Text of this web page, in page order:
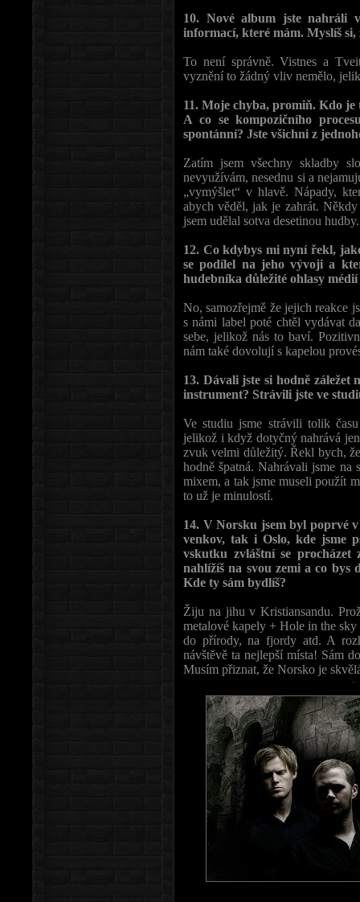
10. Nové album jste nahráli
informací, které mám. Myslíš
To není správně. Vistnes a
vyznění to žádný vliv nemělo,
11. Moje chyba, promiň. Kdo je
A co se kompozičního
spontánní? Jste všichni z
Zatím jsem všechny skladby
nevyužívám, nesednu si a
„vymýšlet“ v hlavě. Nápady,
abych věděl, jak je zahrát.
jsem udělal sotva desetinou hudby.
12. Co kdybys mi nyní řekl,
se podílel na jeho vývoji a
hudebníka důležité ohlasy
No, samozřejmě že jejich reakce
s námi label poté chtěl vydávat
sebe, jelikož nás to baví.
nám také dovolují s kapelou
13. Dávali jste si hodně
instrument? Strávili jste ve
Ve studiu jsme strávili tolik
jelikož i když dotyčný nahrává
zvuk velmi důležitý. Řekl bych,
hodně špatná. Nahrávali jsme na
mixem, a tak jsme museli použít
to už je minulostí.
14. V Norsku jsem byl poprvé
venkov, tak i Oslo, kde jsme
vskutku zvláštní se
nahlížíš na svou zemi a co
Kde ty sám bydlíš?
Žiju na jihu v Kristiansandu.
metalové kapely + Hole in the
do přírody, na fjordy atd. A
návštěvě ta nejlepší místa! Sám
Musím přiznat, že Norsko je